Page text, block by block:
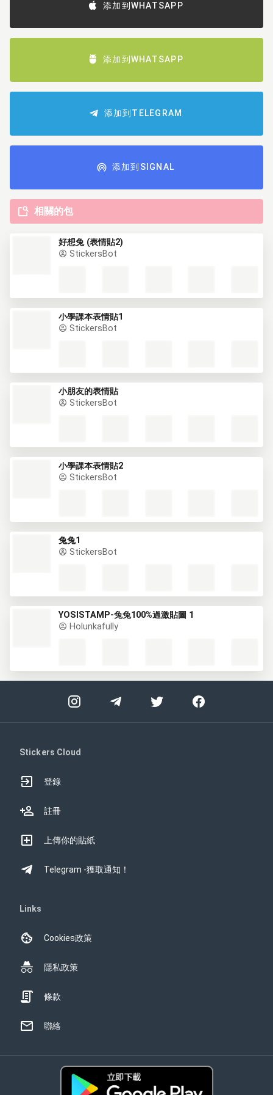
添加到WHATSAPP
添加到WHATSAPP
添加到TELEGRAM
添加到SIGNAL
相關的包
好想兔 (表情貼2)
StickersBot
小學課本表情貼1
StickersBot
小朋友的表情貼
StickersBot
小學課本表情貼2
StickersBot
兔兔1
StickersBot
YOSISTAMP-兔兔100%過激貼圖 1
Holunkafully
Stickers Cloud
登錄
註冊
上傳你的貼紙
Telegram -獲取通知！
Links
Cookies政策
隱私政策
條款
聯絡